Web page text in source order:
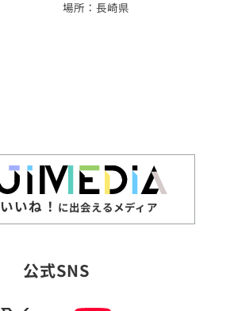
場所：長崎県
いいね！ に出会えるメディア
公式SNS